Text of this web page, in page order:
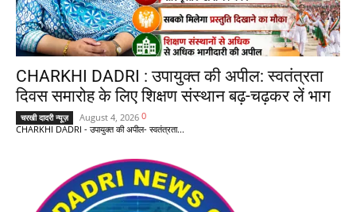
CHARKHI DADRI : उपायुक्त की अपील: स्वतंत्रता
दिवस समारोह के लिए शिक्षण संस्थान बढ़-चढ़कर लें भाग
चरखी दादरी न्यूज़ August 4, 2026 0
CHARKHI DADRI - उपायुक्त की अपील- स्वतंत्रता...